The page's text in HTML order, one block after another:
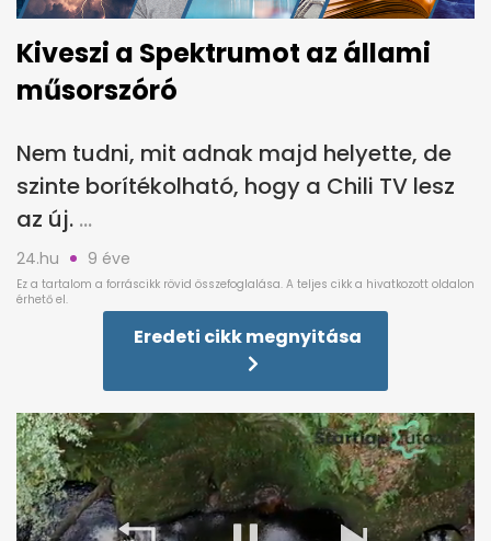
Kiveszi a Spektrumot az állami
műsorszóró
Nem tudni, mit adnak majd helyette, de
szinte borítékolható, hogy a Chili TV lesz
az új.
24.hu 9 éve
Eredeti cikk megnyitása